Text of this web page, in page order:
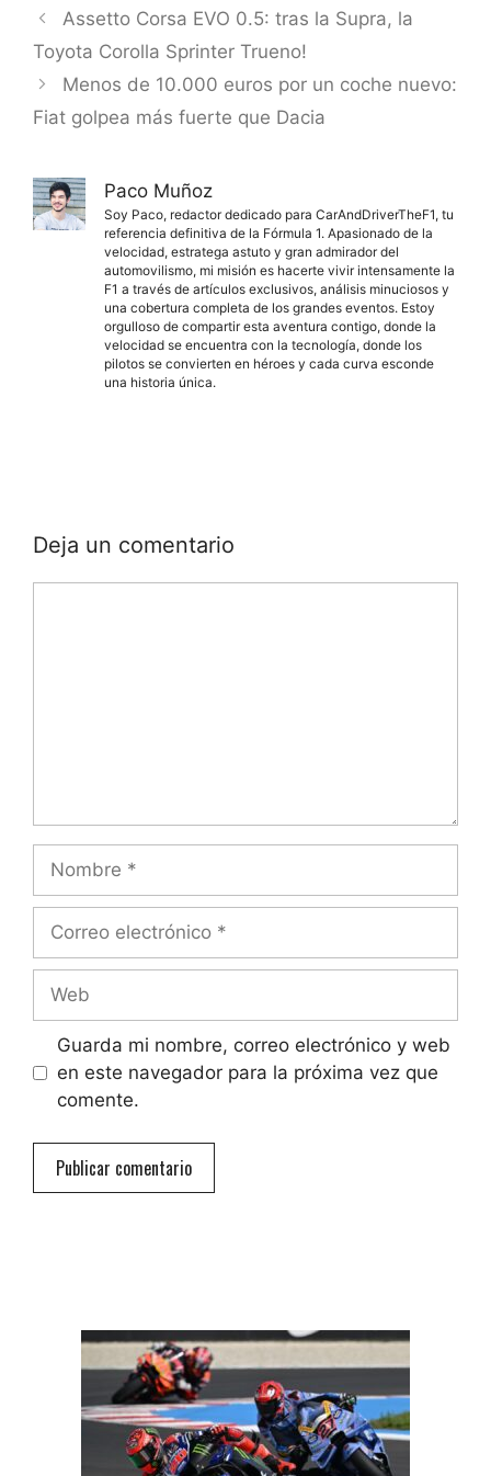
Assetto Corsa EVO 0.5: tras la Supra, la
Toyota Corolla Sprinter Trueno!
Menos de 10.000 euros por un coche nuevo:
Fiat golpea más fuerte que Dacia
Paco Muñoz
Soy Paco, redactor dedicado para CarAndDriverTheF1, tu
referencia definitiva de la Fórmula 1. Apasionado de la
velocidad, estratega astuto y gran admirador del
automovilismo, mi misión es hacerte vivir intensamente la
F1 a través de artículos exclusivos, análisis minuciosos y
una cobertura completa de los grandes eventos. Estoy
orgulloso de compartir esta aventura contigo, donde la
velocidad se encuentra con la tecnología, donde los
pilotos se convierten en héroes y cada curva esconde
una historia única.
Deja un comentario
Nombre
Correo
Web
Guarda mi nombre, correo electrónico y web
en este navegador para la próxima vez que
comente.